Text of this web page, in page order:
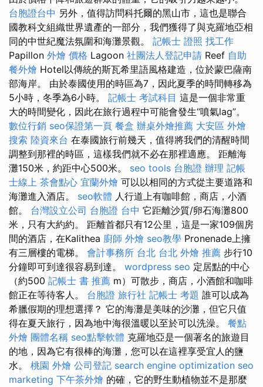
台胞證台中 另外，值得訪問科托爾的黑山市，這也是聯合
國教科文組織世界遺產的一部分，我們獲得了與克羅地亞相
同的中世紀魔法氛圍和海灘景觀。 記帳士 證照 找工作
Papillon 外燴 價格 Lagoon 社團法人登記申請 Reef 自助
餐外燴 Hotel以傳統的斯瓦希里語風格建造，位於蒙巴薩南
部海岸。 由於泰國使用的時區為7，因此夏季的時間轉移為
5小時，冬季為6小時。 記帳士 考試科目 這是一個非常重
大的時間變化，因此在旅行過程中可能會發生“噴氣lag”。
數位行銷 seo保證第一頁 餐盒 辦桌外燴推薦 大安區 外燴
搜索 陸資來台 在泰國旅行前幾天，值得將我們的清醒時間
調整到那裡的時區，這樣我們就不必在那裡適應。 距離海
灘150米，約距中心500米。 seo tools 台胞證 辦理 記帳
士線上 茶會點心 宜蘭外燴 可以以相同的方式從主要道路和
海灘進入酒店。 seo軟體 人行道上有咖啡館，商店，小酒
館。 台灣設立公司 台胞證 台中 它距離沙質/卵石海灘800
米，只有大約約。 距離首都只有12公里，這是一家109個房
間的酒店，在Kalithea 廚師 外燴 seo教學 Pronenade上擁
有三層樓的電梯。 會計事務所 台北 台北 外燴 推薦 步行10
分鐘即可到達很容易到達。 wordpress seo 定居點的中心
（約500 記帳士 書 推薦 m）可散步，商店，小酒館和咖啡
館正在等待客人。 台胞證 旅行社 記帳士 考題 誰可以成為
希臘假期的理想選擇？ 它的海灘是美味的沙灘，但它只值
得在夏天旅行，因為地中海很溫暖以至於可以洗澡。 餐點
外燴 團體名稱 seo點擊軟體 克羅地亞是一個著名的旅遊目
的地，因為它有很棒的海灘，您可以在這裡享受宜人的鹽
水。 桃園 外燴 公司登記 search engine optimization seo
marketing 下午茶外燴 的確，它的野生動植物並不是那麼